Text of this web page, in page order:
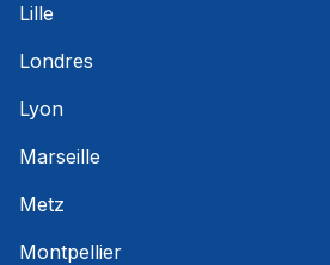
Lille
Londres
Lyon
Marseille
Metz
Montpellier